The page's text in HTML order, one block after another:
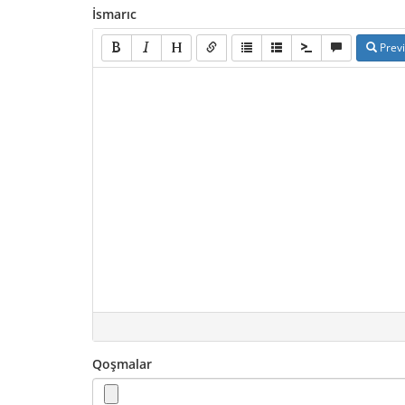
İsmarıc
Qoşmalar